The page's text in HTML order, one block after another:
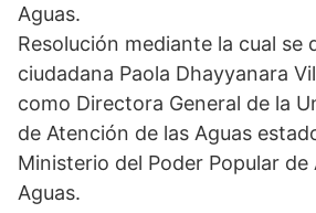
Aguas.
Resolución mediante la cual se
ciudadana Paola Dhayyanara
como Directora General de la
de Atención de las Aguas
Ministerio del Poder Popular de
Aguas.